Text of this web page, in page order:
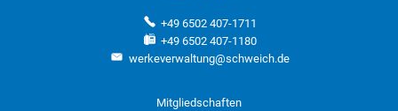
+49 6502 407-1711
+49 6502 407-1180
werkeverwaltung@schweich.de
Mitgliedschaften